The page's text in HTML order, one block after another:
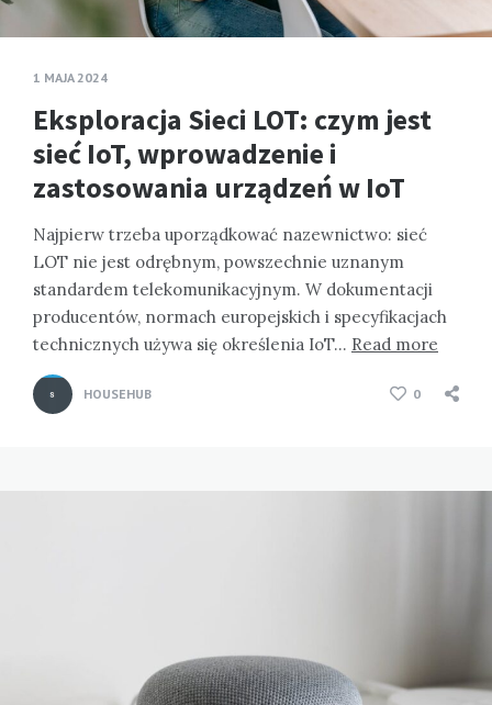
1 MAJA 2024
Eksploracja Sieci LOT: czym jest
sieć IoT, wprowadzenie i
zastosowania urządzeń w IoT
Najpierw trzeba uporządkować nazewnictwo: sieć
LOT nie jest odrębnym, powszechnie uznanym
standardem telekomunikacyjnym. W dokumentacji
producentów, normach europejskich i specyfikacjach
technicznych używa się określenia IoT… Read more
HOUSEHUB 0